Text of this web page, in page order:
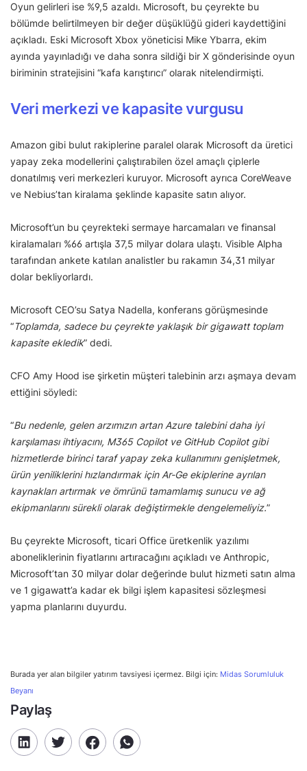
Oyun gelirleri ise %9,5 azaldı. Microsoft, bu çeyrekte bu
bölümde belirtilmeyen bir değer düşüklüğü gideri kaydettiğini
açıkladı. Eski Microsoft Xbox yöneticisi Mike Ybarra, ekim
ayında yayınladığı ve daha sonra sildiği bir X gönderisinde oyun
biriminin stratejisini “kafa karıştırıcı” olarak nitelendirmişti.
Veri merkezi ve kapasite vurgusu
Amazon gibi bulut rakiplerine paralel olarak Microsoft da üretici
yapay zeka modellerini çalıştırabilen özel amaçlı çiplerle
donatılmış veri merkezleri kuruyor. Microsoft ayrıca CoreWeave
ve Nebius’tan kiralama şeklinde kapasite satın alıyor.
Microsoft’un bu çeyrekteki sermaye harcamaları ve finansal
kiralamaları %66 artışla 37,5 milyar dolara ulaştı. Visible Alpha
tarafından ankete katılan analistler bu rakamın 34,31 milyar
dolar bekliyorlardı.
Microsoft CEO’su Satya Nadella, konferans görüşmesinde
“Toplamda, sadece bu çeyrekte yaklaşık bir gigawatt toplam
kapasite ekledik” dedi.
CFO Amy Hood ise şirketin müşteri talebinin arzı aşmaya devam
ettiğini söyledi:
“Bu nedenle, gelen arzımızın artan Azure talebini daha iyi
karşılaması ihtiyacını, M365 Copilot ve GitHub Copilot gibi
hizmetlerde birinci taraf yapay zeka kullanımını genişletmek,
ürün yeniliklerini hızlandırmak için Ar-Ge ekiplerine ayrılan
kaynakları artırmak ve ömrünü tamamlamış sunucu ve ağ
ekipmanlarını sürekli olarak değiştirmekle dengelemeliyiz.”
Bu çeyrekte Microsoft, ticari Office üretkenlik yazılımı
aboneliklerinin fiyatlarını artıracağını açıkladı ve Anthropic,
Microsoft’tan 30 milyar dolar değerinde bulut hizmeti satın alma
ve 1 gigawatt’a kadar ek bilgi işlem kapasitesi sözleşmesi
yapma planlarını duyurdu.
Burada yer alan bilgiler yatırım tavsiyesi içermez. Bilgi için: Midas Sorumluluk
Beyanı
Paylaş